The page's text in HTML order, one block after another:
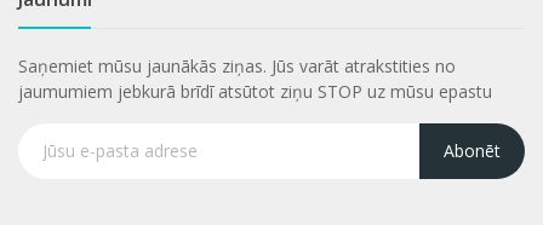
Saņemiet mūsu jaunākās ziņas. Jūs varāt atrakstities no
jaumumiem jebkurā brīdī atsūtot ziņu STOP uz mūsu epastu
Abonēt